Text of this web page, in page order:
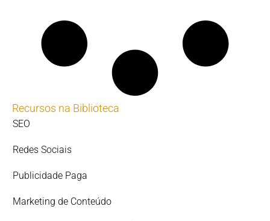
Recursos na Biblioteca
SEO
Redes Sociais
Publicidade Paga
Marketing de Conteúdo